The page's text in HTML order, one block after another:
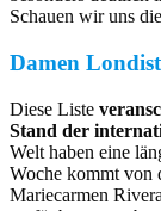
Schauen wir uns
Damen
Diese Liste
Stand der
Welt haben eine
Woche kommt von
Mariecarmen